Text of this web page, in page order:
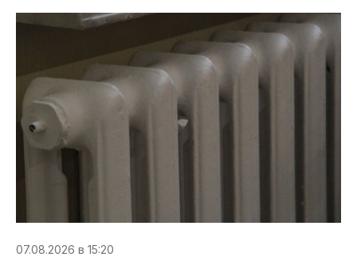
07.08.2026 в 15:20